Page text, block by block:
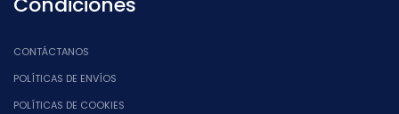
CONTÁCTANOS
POLÍTICAS DE ENVÍOS
POLÍTICAS DE COOKIES